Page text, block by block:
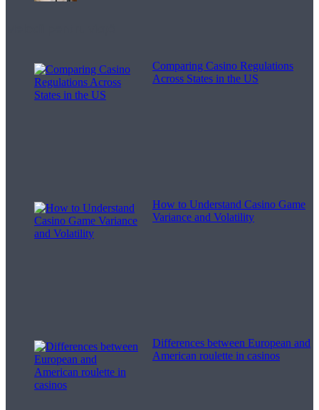
Comparing Casino Regulations
Across States in the US
How to Understand Casino Game
Variance and Volatility
Differences between European and
American roulette in casinos